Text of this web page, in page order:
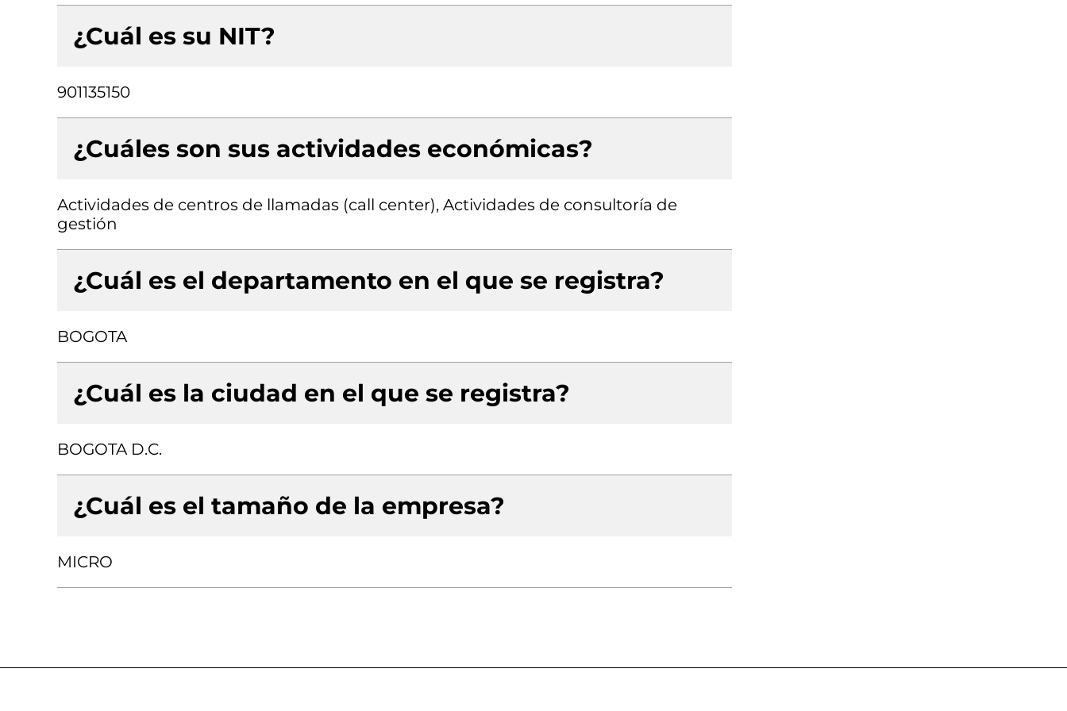
¿Cuál es su NIT?
901135150
¿Cuáles son sus actividades económicas?
Actividades de centros de llamadas (call center), Actividades de consultoría de
gestión
¿Cuál es el departamento en el que se registra?
BOGOTA
¿Cuál es la ciudad en el que se registra?
BOGOTA D.C.
¿Cuál es el tamaño de la empresa?
MICRO